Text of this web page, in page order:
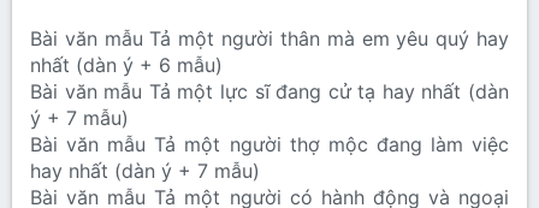
Bài văn mẫu Tả một người thân mà em yêu quý hay
nhất (dàn ý + 6 mẫu)
Bài văn mẫu Tả một lực sĩ đang cử tạ hay nhất (dàn
ý + 7 mẫu)
Bài văn mẫu Tả một người thợ mộc đang làm việc
hay nhất (dàn ý + 7 mẫu)
Bài văn mẫu Tả một người có hành động và ngoại